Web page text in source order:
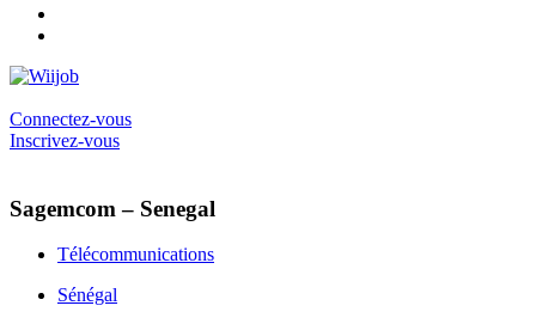
Connectez-vous
Inscrivez-vous
Sagemcom – Senegal
Télécommunications
Sénégal